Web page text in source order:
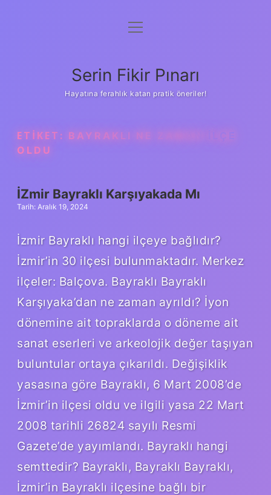
Gizlilik Politikası
Yasal Uyarı
menüyü
Serin Fikir Pınarı
Hayatına ferahlık katan pratik öneriler!
ETIKET: BAYRAKLI NE ZAMAN ILÇE
OLDU
İZmir Bayraklı Karşıyakada Mı
Tarih: Aralık 19, 2024
İzmir Bayraklı hangi ilçeye bağlıdır?
İzmir’in 30 ilçesi bulunmaktadır. Merkez
ilçeler: Balçova. Bayraklı Bayraklı
Karşıyaka’dan ne zaman ayrıldı? İyon
dönemine ait topraklarda o döneme ait
sanat eserleri ve arkeolojik değer taşıyan
buluntular ortaya çıkarıldı. Değişiklik
yasasına göre Bayraklı, 6 Mart 2008’de
İzmir’in ilçesi oldu ve ilgili yasa 22 Mart
2008 tarihli 26824 sayılı Resmi
Gazete’de yayımlandı. Bayraklı hangi
semttedir? Bayraklı, Bayraklı Bayraklı,
İzmir’in Bayraklı ilçesine bağlı bir